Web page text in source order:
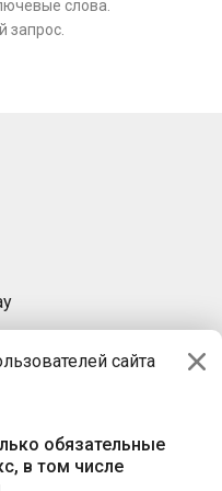
сайта
обязательные
в том числе
слова.
запрос.
БАЙ»
пр-т Независимости